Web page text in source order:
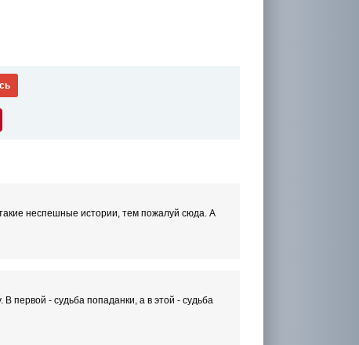
неспешные истории, тем пожалуй сюда. А
первой - судьба попаданки, а в этой - судьба